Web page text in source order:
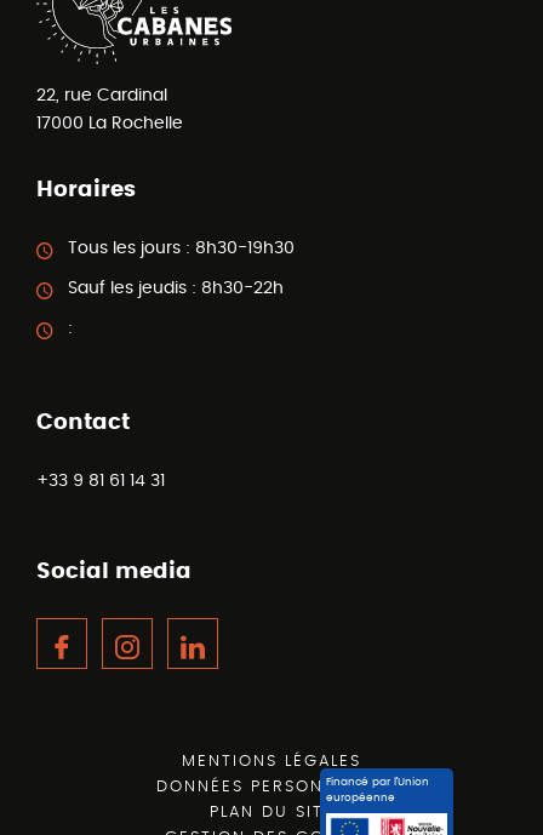
22, rue Cardinal
17000
La Rochelle
Horaires
Tous les jours : 8h30-19h30
Sauf les jeudis : 8h30-22h
Financé par l’Union
européenne
:
Contact
+33 9 81 61 14 31
Social media
FacebookInstagram
MENTIONS LÉGALES
DONNÉES PERSONNELLES
PLAN DU SITE